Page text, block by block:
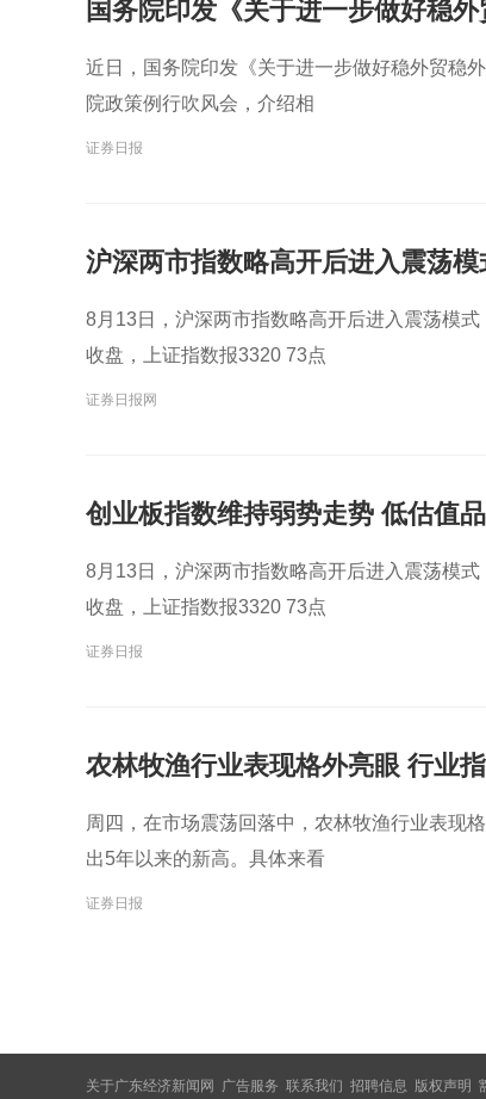
国务院印发《关于进一步做好稳外
近日，国务院印发《关于进一步做好稳外贸稳
院政策例行吹风会，介绍相
证券日报
沪深两市指数略高开后进入震荡模
8月13日，沪深两市指数略高开后进入震荡模
收盘，上证指数报3320 73点
证券日报网
创业板指数维持弱势走势 低估值
8月13日，沪深两市指数略高开后进入震荡模
收盘，上证指数报3320 73点
证券日报
农林牧渔行业表现格外亮眼 行业
周四，在市场震荡回落中，农林牧渔行业表现
出5年以来的新高。具体来看
证券日报
关于广东经济新闻网 广告服务 联系我们 招聘信息 版